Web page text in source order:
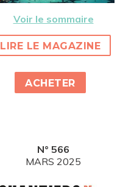
Voir le sommaire
LIRE LE MAGAZINE
ACHETER
N° 566
MARS 2025